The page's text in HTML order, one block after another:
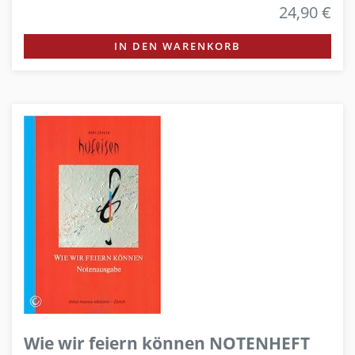
24,90 €
IN DEN WARENKORB
Wie wir feiern können NOTENHEFT